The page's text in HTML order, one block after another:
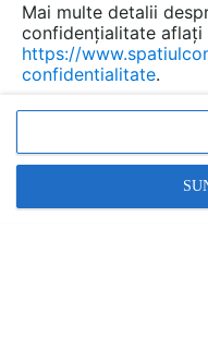
Mai multe detalii
confidențialitate aflați
https://
confidentialitate.